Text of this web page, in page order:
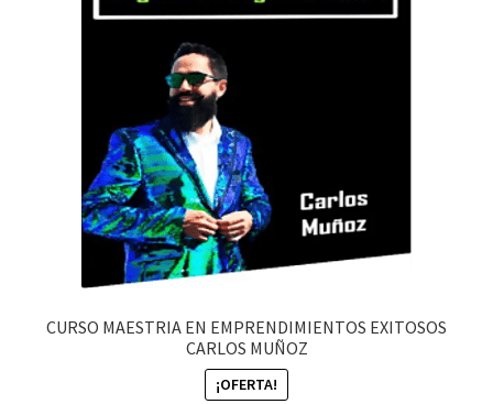
CURSO MAESTRIA EN EMPRENDIMIENTOS EXITOSOS
CARLOS MUÑOZ
¡OFERTA!